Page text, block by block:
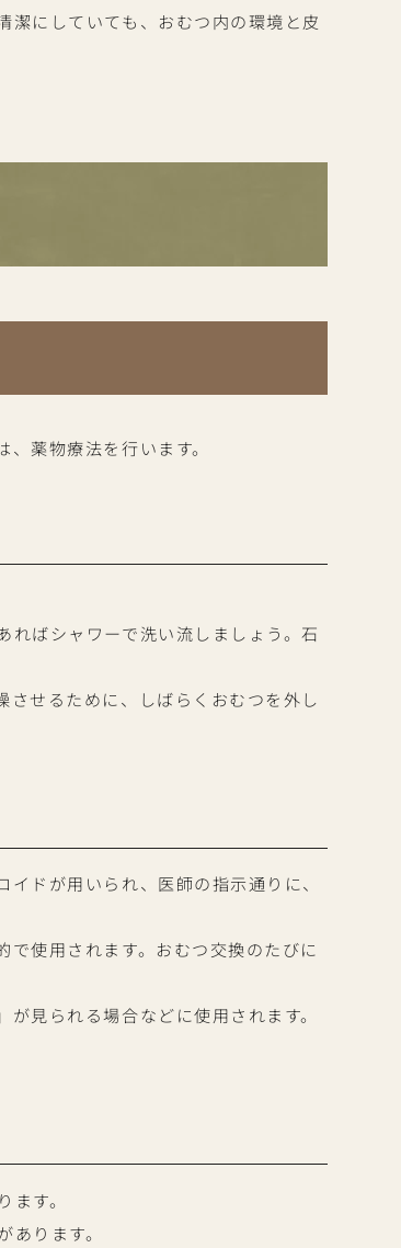
潔にしていても、おむつ内の環境と皮
薬物療法を行います。
ればシャワーで洗い流しましょう。石
させるために、しばらくおむつを外し
ドが用いられ、医師の指示通りに、
使用されます。おむつ交換のたびに
見られる場合などに使用されます。
す。
ります。